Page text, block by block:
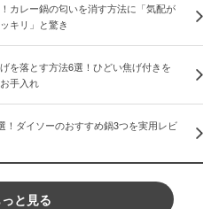
カレー鍋の匂いを消す方法に「気配が
キリ」と驚き
げを落とす方法6選！ひどい焦げ付きを
手入れ
！ダイソーのおすすめ鍋3つを実用レビ
っと見る